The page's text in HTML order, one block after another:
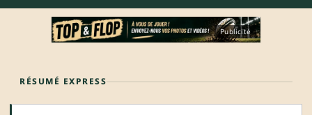
Publicité
RÉSUMÉ EXPRESS